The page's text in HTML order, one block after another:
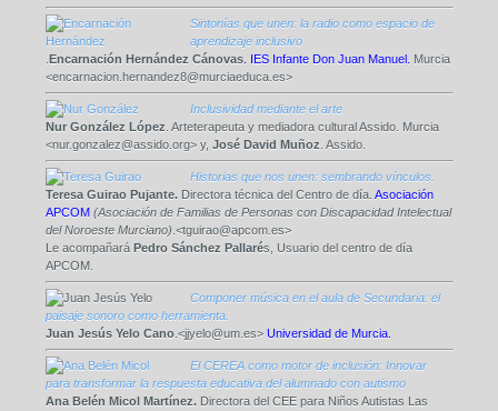
Sintonías que unen: la radio como espacio de
aprendizaje inclusivo
Encarnación Hernández Cánovas. IES Infante Don Juan Manuel. Murcia
<encarnacion.hernandez8@murciaeduca.es>
Inclusividad mediante el arte
Nur González López . Arteterapeuta y mediadora cultural Assido. Murcia
<nur.gonzalez@assido.org> y, José David Muñoz . Assido.
Historias que nos unen: sembrando vínculos.
Teresa Guirao Pujante.Directora técnica del Centro de día. Asociación
APCOM (Asociación de Familias de Personas con Discapacidad Intelectual
del Noroeste Murciano) .<tguirao@apcom.es>
Le acompañará Pedro Sánchez Pallarés, Usuario del centro de día
APCOM.
Componer música en el aula de Secundaria: el
paisaje sonoro como herramienta.
Juan Jesús Yelo Cano.<jjyelo@um.es> Universidad de Murcia.
El CEREA como motor de inclusión: Innovar
para transformar la respuesta educativa del alumnado con autismo
Ana Belén Micol Martínez.Directora del CEE para Niños Autistas Las